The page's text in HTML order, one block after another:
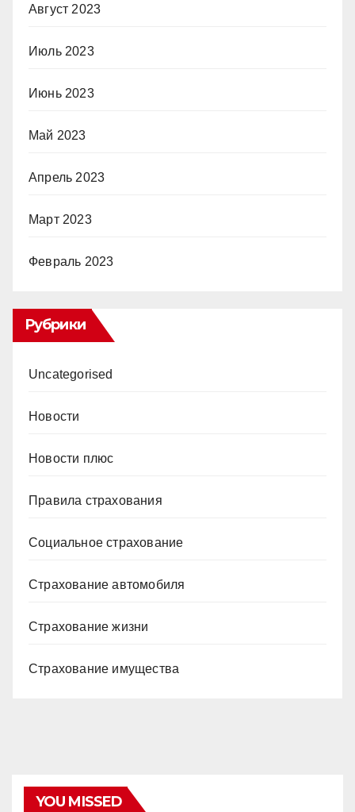
Август 2023
Июль 2023
Июнь 2023
Май 2023
Апрель 2023
Март 2023
Февраль 2023
Рубрики
Uncategorised
Новости
Новости плюс
Правила страхования
Социальное страхование
Страхование автомобиля
Страхование жизни
Страхование имущества
YOU MISSED